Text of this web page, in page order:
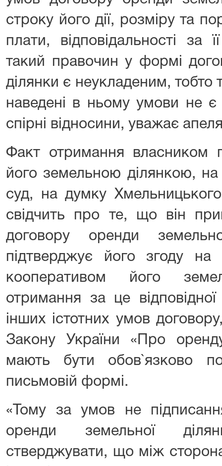
строку його дії, розміру та
плати, відповідальності за
такий правочин у формі
ділянки є неукладеним, тобто
наведені в ньому умови не
спірні відносини, уважає
Факт отримання власником
його земельною ділянкою,
суд, на думку
свідчить про те, що він
договору оренди
підтверджує його згоду на
кооперативом його
отримання за це
інших істотних умов
Закону України «Про
мають бути обов`язково
письмовій формі.
«Тому за умов не
оренди земельної
стверджувати, що між